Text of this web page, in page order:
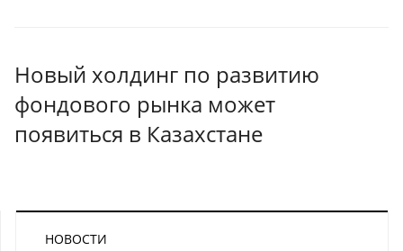
Новый холдинг по развитию
фондового рынка может
появиться в Казахстане
НОВОСТИ